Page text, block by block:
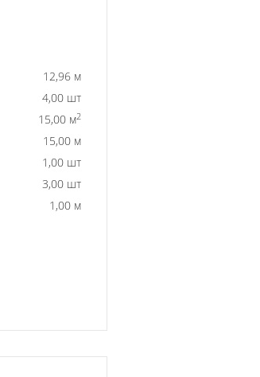
12,96 м
4,00 шт
15,00 м2
15,00 м
1,00 шт
3,00 шт
1,00 м